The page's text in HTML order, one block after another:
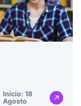
Inicio: 18
Agosto